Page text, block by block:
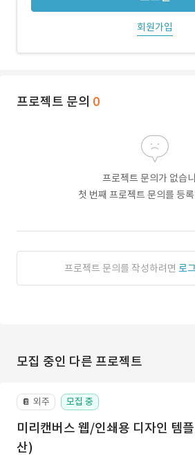
회원가입
프로젝트 문의 0
프로젝트 문의가 없습
첫 번째 프로젝트 문의를 등
프로젝트 문의를 작성하려면 로
모집 중인 다른 프로젝트
📔 외주 모집 중
미리캔버스 웹/인쇄용 디자인 템
산)